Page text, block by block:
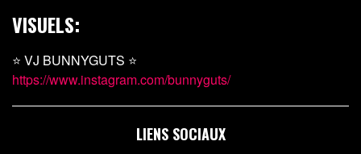
VISUELS:
⭐ VJ BUNNYGUTS ⭐
https://www.instagram.com/bunnyguts/
LIENS SOCIAUX